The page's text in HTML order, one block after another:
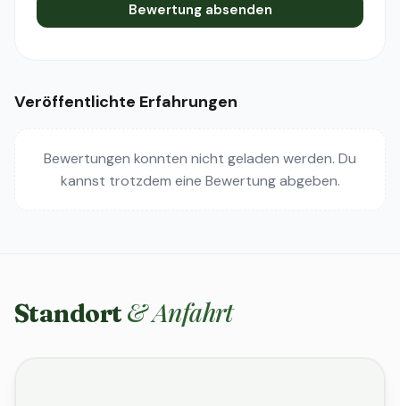
Bewertung absenden
Veröffentlichte Erfahrungen
Bewertungen konnten nicht geladen werden. Du
kannst trotzdem eine Bewertung abgeben.
Standort & Anfahrt